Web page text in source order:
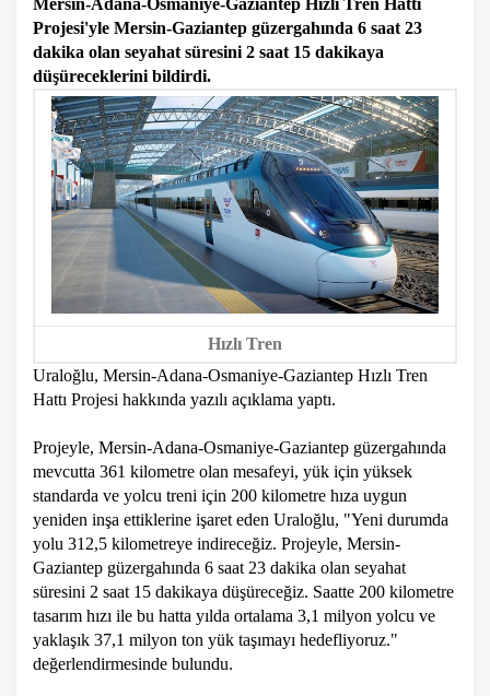
Mersin-Adana-Osmaniye-Gaziantep Hızlı Tren Hattı
Projesi'yle Mersin-Gaziantep güzergahında 6 saat 23
dakika olan seyahat süresini 2 saat 15 dakikaya
düşüreceklerini bildirdi.
Hızlı Tren
Uraloğlu, Mersin-Adana-Osmaniye-Gaziantep Hızlı Tren
Hattı Projesi hakkında yazılı açıklama yaptı.
Projeyle, Mersin-Adana-Osmaniye-Gaziantep güzergahında
mevcutta 361 kilometre olan mesafeyi, yük için yüksek
standarda ve yolcu treni için 200 kilometre hıza uygun
yeniden inşa ettiklerine işaret eden Uraloğlu, "Yeni durumda
yolu 312,5 kilometreye indireceğiz. Projeyle, Mersin-
Gaziantep güzergahında 6 saat 23 dakika olan seyahat
süresini 2 saat 15 dakikaya düşüreceğiz. Saatte 200 kilometre
tasarım hızı ile bu hatta yılda ortalama 3,1 milyon yolcu ve
yaklaşık 37,1 milyon ton yük taşımayı hedefliyoruz."
değerlendirmesinde bulundu.